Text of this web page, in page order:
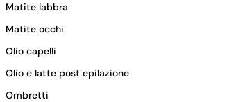
Matite labbra
Matite occhi
Olio capelli
Olio e latte post epilazione
Ombretti